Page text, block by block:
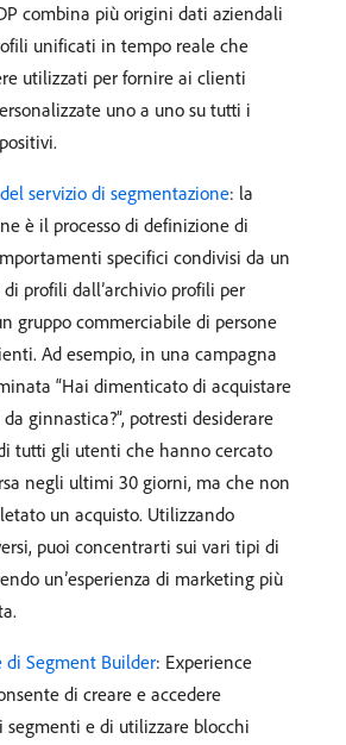
combina più origini dati aziendali
unificati in tempo reale che
utilizzati per fornire ai clienti
uno a uno su tutti i
servizio di segmentazione: la
è il processo di definizione di
specifici condivisi da un
profili dall’archivio profili per
gruppo commerciabile di persone
Ad esempio, in una campagna
“Hai dimenticato di acquistare
ginnastica?”, potresti desiderare
tutti gli utenti che hanno cercato
negli ultimi 30 giorni, ma che non
un acquisto. Utilizzando
puoi concentrarti sui vari tipi di
un’esperienza di marketing più
di Segment Builder: Experience
di creare e accedere
segmenti e di utilizzare blocchi